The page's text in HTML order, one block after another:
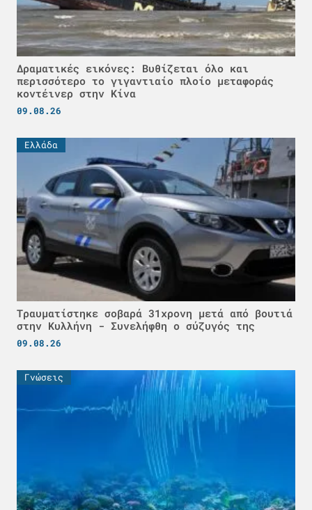
Δραματικές εικόνες: Βυθίζεται όλο και
περισσότερο το γιγαντιαίο πλοίο μεταφοράς
κοντέινερ στην Κίνα
09.08.26
Ελλάδα
Τραυματίστηκε σοβαρά 31χρονη μετά από βουτιά
στην Κυλλήνη - Συνελήφθη ο σύζυγός της
09.08.26
Γνώσεις